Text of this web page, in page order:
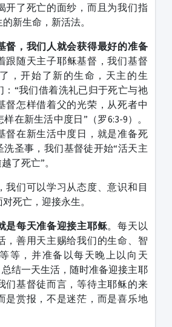
开了死亡的面纱，而且为我们指
新生命，新活法。
督，我们人就会获得最好的准备
跟随天主子耶稣基督，我们基督
，开始了新的生命，天主的生
：“我们借着洗礼已归于死亡与祂
督怎样借着父的光荣，从死者中
在新生活中度日”（罗6:3-9）。
督在新生活中度日，就是准备死
洗圣事，我们基督徒开始“活天主
了死亡”。
我们可以学习从态度、意识和目
死亡，迎接永生。
是每天准备迎接主耶稣。每天以
，善用天主赐给我们的生命、智
等，并准备以每天晚上以向天
总结一天生活，随时准备迎接主耶
们基督徒而言，等待主耶稣的来
是赏报，不是迷茫，而是喜乐地